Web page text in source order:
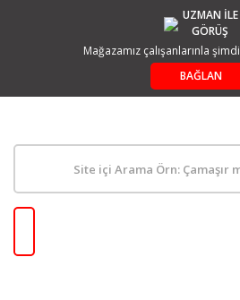
UZMAN İLE
GÖRÜŞ
Mağazamız çalışanlarınla şimdi
BAĞLAN